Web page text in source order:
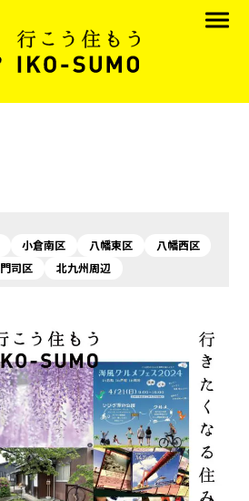
小倉南区 八幡東区
八幡西区
門司区 北九州周辺